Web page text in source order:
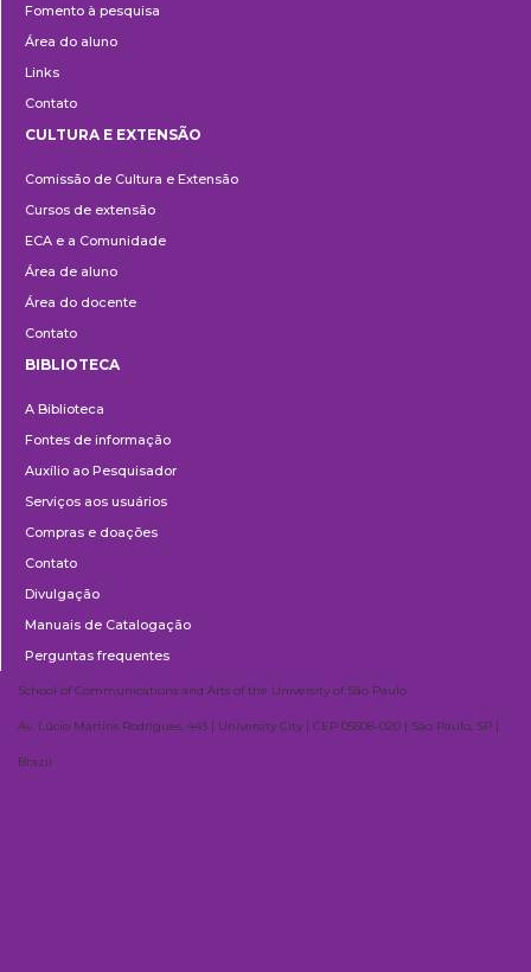
Fomento à pesquisa
Área do aluno
Links
Contato
e
Extensão
CULTURA E EXTENSÃO
Comissão de Cultura e Extensão
Cursos de extensão
ECA e a Comunidade
Área de aluno
Área do docente
Contato
BIBLIOTECA
A Biblioteca
Fontes de informação
Auxílio ao Pesquisador
Serviços aos usuários
Compras e doações
Contato
Divulgação
Manuais de Catalogação
Perguntas frequentes
School of Communications and Arts of the University of São Paulo
Av. Lúcio Martins Rodrigues, 443 | University City | CEP 05508-020 | São Paulo, SP |
Brazil